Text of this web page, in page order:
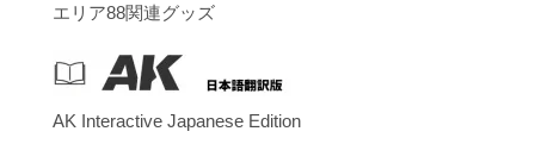
エリア88関連グッズ
AK Interactive Japanese Edition